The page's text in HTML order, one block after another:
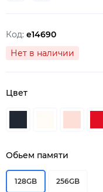
Код: e14690
Нет в наличии
Цвет
Обьем памяти
128GB 256GB